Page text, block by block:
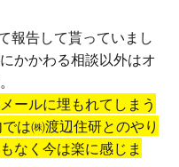
報告して貰っていまし
かかわる相談以外はオ
ールに埋もれてしまう
は㈱渡辺住研とのやり
なく今は楽に感じま